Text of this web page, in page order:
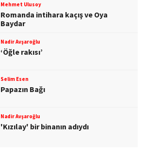
Mehmet Ulusoy
Romanda intihara kaçış ve Oya
Baydar
Nadir Avşaroğlu
‘Öğle rakısı’
Selim Esen
Papazın Bağı
Nadir Avşaroğlu
'Kızılay' bir binanın adıydı